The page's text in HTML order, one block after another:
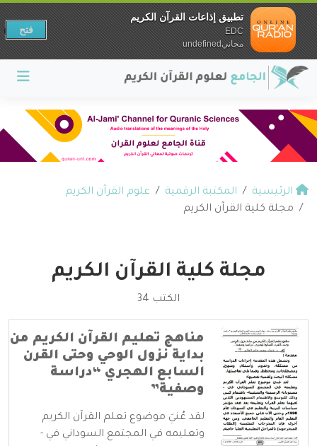
الرئيسية المكتبة الرقمية
علوم القرآن الكريم
مجلة كلية القرآن الكريم
مجلة كلية القرآن الكريم
الكتب 34
مناهج تعليم القرآن الكريم من
بداية نزول الوحي وحتى القرن
السابع الهجري “دراسة
وصفية”
لقد عُنيَ موضوع تعلم القرآن الكريم
وتعليمه في المجتمع السوداني في -
تطبيق إذاعات القرآن الكريم
EDC
مجانيundefined
فتح